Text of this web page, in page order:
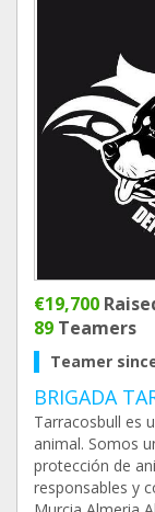
€19,700
89 Teamers
Teamer
BRIGADA
Tarracosbull es
animal. Somos
protección de
responsables y